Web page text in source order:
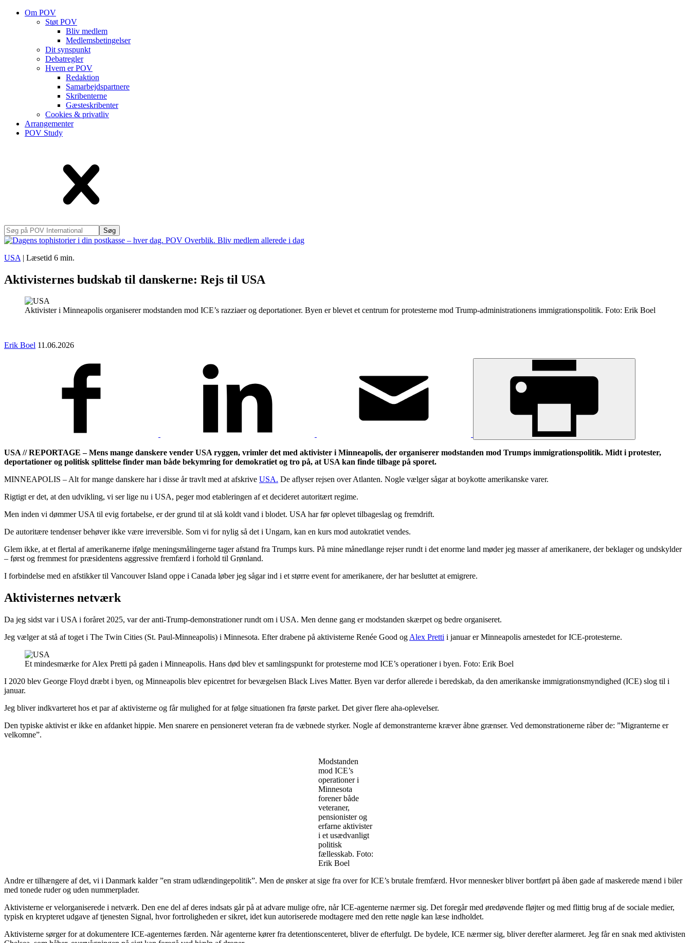
Om POV
Støt POV
Bliv medlem
Medlems­betingelser
Dit synspunkt
Debatregler
Hvem er POV
Redaktion
Samarbejdspartnere
Skribenterne
Gæsteskribenter
Cookies & privatliv
Arrangementer
POV Study
Søg
på
International
USA | Læsetid 6 min.
Aktivisternes budskab til danskerne: Rejs til USA
Aktivister i Minneapolis organiserer modstanden mod ICE’s razziaer og deportationer. Byen er blevet et centrum for protesterne mod Trump-administrationens immigrationspolitik. Foto: Erik Boel
Erik Boel 11.06.2026
USA // REPORTAGE – Mens mange danskere vender USA ryggen, vrimler det med aktivister i Minneapolis, der organiserer modstanden mod Trumps immigrationspolitik. Midt i protester,
deportationer og politisk splittelse finder man både bekymring for demokratiet og tro på, at USA kan finde tilbage på sporet.
MINNEAPOLIS – Alt for mange danskere har i disse år travlt med at afskrive USA. De aflyser rejsen over Atlanten. Nogle vælger sågar at boykotte amerikanske varer.
Rigtigt er det, at den udvikling, vi ser lige nu i USA, peger mod etableringen af et decideret autoritært regime.
Men inden vi dømmer USA til evig fortabelse, er der grund til at slå koldt vand i blodet. USA har før oplevet tilbageslag og fremdrift.
De autoritære tendenser behøver ikke være irreversible. Som vi for nylig så det i Ungarn, kan en kurs mod autokratiet vendes.
Glem ikke, at et flertal af amerikanerne ifølge meningsmålingerne tager afstand fra Trumps kurs. På mine månedlange rejser rundt i det enorme land møder jeg masser af amerikanere, der beklager og undskylder
– først og fremmest for præsidentens aggressive fremfærd i forhold til Grønland.
I forbindelse med en afstikker til Vancouver Island oppe i Canada løber jeg sågar ind i et større event for amerikanere, der har besluttet at emigrere.
Aktivisternes netværk
Da jeg sidst var i USA i foråret 2025, var der anti-Trump-demonstrationer rundt om i USA. Men denne gang er modstanden skærpet og bedre organiseret.
Jeg vælger at stå af toget i The Twin Cities (St. Paul-Minneapolis) i Minnesota. Efter drabene på aktivisterne Renée Good og Alex Pretti i januar er Minneapolis arnestedet for ICE-protesterne.
Et mindesmærke for Alex Pretti på gaden i Minneapolis. Hans død blev et samlingspunkt for protesterne mod ICE’s operationer i byen. Foto: Erik Boel
I 2020 blev George Floyd dræbt i byen, og Minneapolis blev epicentret for bevægelsen Black Lives Matter. Byen var derfor allerede i beredskab, da den amerikanske immigrationsmyndighed (ICE) slog til i
januar.
Jeg bliver indkvarteret hos et par af aktivisterne og får mulighed for at følge situationen fra første parket. Det giver flere aha-oplevelser.
Den typiske aktivist er ikke en afdanket hippie. Men snarere en pensioneret veteran fra de væbnede styrker. Nogle af demonstranterne kræver åbne grænser. Ved demonstrationerne råber de: ”Migranterne er
velkomne”.
Modstanden
mod ICE’s
operationer i
Minnesota
forener både
veteraner,
pensionister og
erfarne aktivister
i et usædvanligt
politisk
fællesskab. Foto:
Erik Boel
Andre er tilhængere af det, vi i Danmark kalder ”en stram udlændingepolitik”. Men de ønsker at sige fra over for ICE’s brutale fremfærd. Hvor mennesker bliver bortført på åben gade af maskerede mænd i biler
med tonede ruder og uden nummerplader.
Aktivisterne er velorganiserede i netværk. Den ene del af deres indsats går på at advare mulige ofre, når ICE-agenterne nærmer sig. Det foregår med øredøvende fløjter og med flittig brug af de sociale medier,
typisk en krypteret udgave af tjenesten Signal, hvor fortroligheden er sikret, idet kun autoriserede modtagere med den rette nøgle kan læse indholdet.
Aktivisterne sørger for at dokumentere ICE-agenternes færden. Når agenterne kører fra detentionscenteret, bliver de efterfulgt. De bydele, ICE nærmer sig, bliver derefter alarmeret. Jeg får en snak med aktivisten